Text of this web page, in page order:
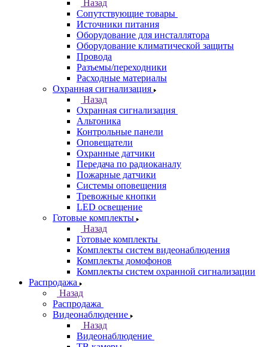
Назад
Сопутствующие товары
Источники питания
Оборудование для инсталлятора
Оборудование климатической защиты
Провода
Разъемы/переходники
Расходные материалы
Охранная сигнализация
Назад
Охранная сигнализация
Альтоника
Контрольные панели
Оповещатели
Охранные датчики
Передача по радиоканалу
Пожарные датчики
Системы оповещения
Тревожные кнопки
LED освещение
Готовые комплекты
Назад
Готовые комплекты
Комплекты систем видеонаблюдения
Комплекты домофонов
Комплекты систем охранной сигнализации
Распродажа
Назад
Распродажа
Видеонаблюдение
Назад
Видеонаблюдение